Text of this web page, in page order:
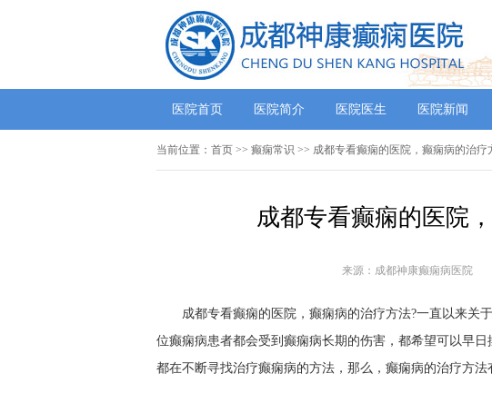
医院首页 医院简介 医院医生 医院新闻
当前位置： 首页 >> 癫痫常识 >> 成都专看癫痫的医院，癫痫病的治疗
成都专看癫痫的医院
来源：成都神康癫痫病医院
成都专看癫痫的医院，癫痫病的治疗方法?一直以来关
位癫痫病患者都会受到癫痫病长期的伤害，都希望可以早
都在不断寻找治疗癫痫病的方法，那么，癫痫病的治疗方法